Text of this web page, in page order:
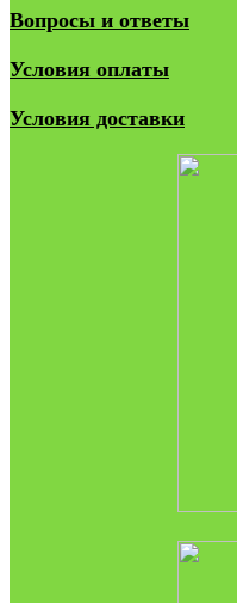
Вопросы и ответы
Условия оплаты
Условия доставки